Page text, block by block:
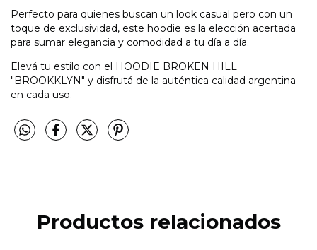
Perfecto para quienes buscan un look casual pero con un
toque de exclusividad, este hoodie es la elección acertada
para sumar elegancia y comodidad a tu día a día.
Elevá tu estilo con el HOODIE BROKEN HILL
"BROOKKLYN" y disfrutá de la auténtica calidad argentina
en cada uso.
Productos relacionados